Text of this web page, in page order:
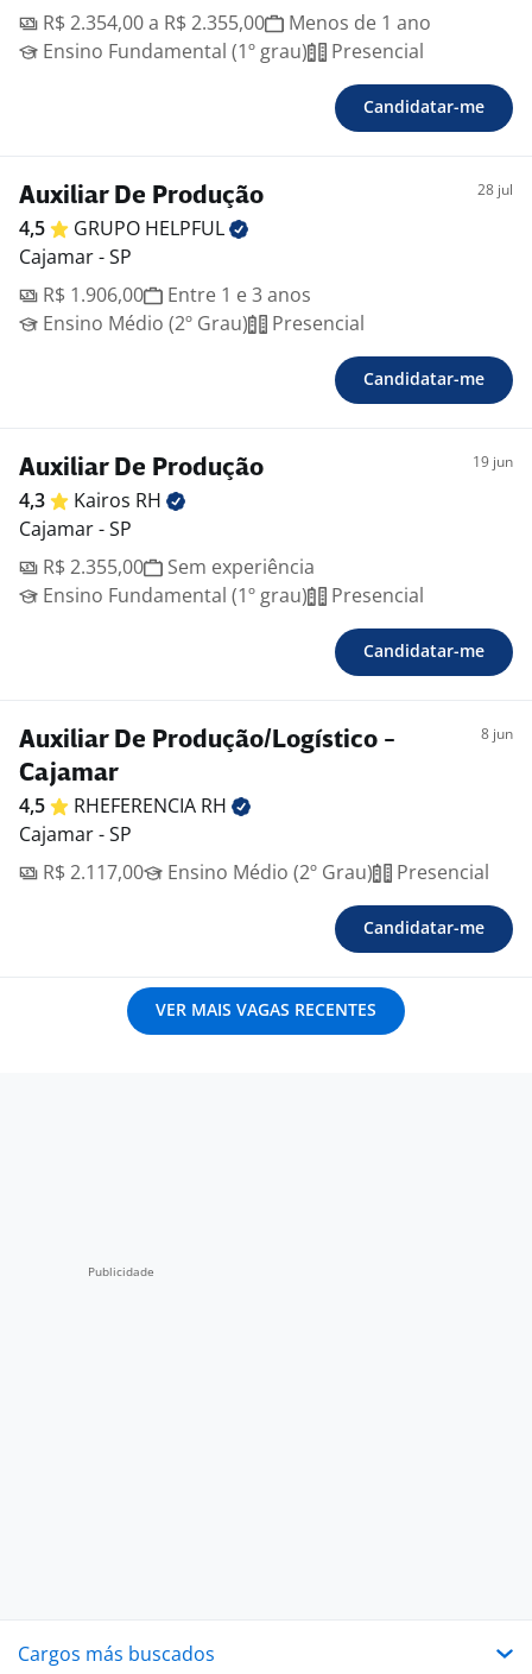
R$ 2.354,00 a R$ 2.355,00
Menos de 1 ano
Ensino Fundamental (1º grau)
Presencial
Candidatar-me
Auxiliar De Produção 28 jul
4,5 GRUPO HELPFUL
Cajamar - SP
R$ 1.906,00
Entre 1 e 3 anos
Ensino Médio (2º Grau)
Presencial
Candidatar-me
Auxiliar De Produção 19 jun
4,3 Kairos RH
Cajamar - SP
R$ 2.355,00
Sem experiência
Ensino Fundamental (1º grau)
Presencial
Candidatar-me
Auxiliar De Produção/Logístico -
Cajamar
8 jun
4,5 RHEFERENCIA RH
Cajamar - SP
R$ 2.117,00
Ensino Médio (2º Grau) Presencial
Candidatar-me
VER MAIS VAGAS RECENTES
Cargos más buscados